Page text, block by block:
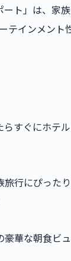
ト」は、家
テインメント
すぐにホテ
行にぴった
華な朝食ビ